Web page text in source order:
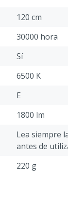
120 cm
30000 hora
Sí
6500 K
E
1800 lm
Lea siempre
antes de
220 g